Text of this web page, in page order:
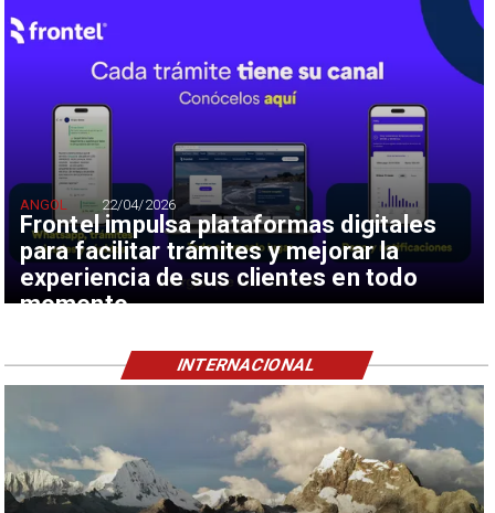
Frontel impulsa plataformas digitales
para facilitar trámites y mejorar la
experiencia de sus clientes en todo
momento
ANGOL 22/04/2026
INTERNACIONAL